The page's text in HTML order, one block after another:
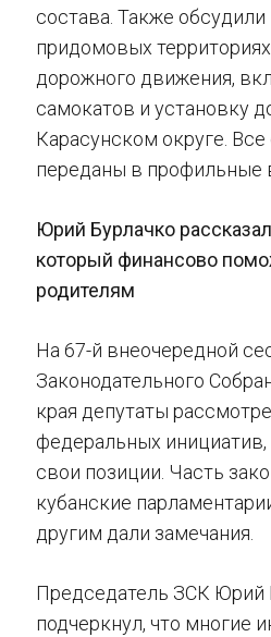
состава. Также
придомовых
дорожного движения,
самокатов и установку
Карасунском округе.
переданы в профильные
Юрий Бурлачко
который финансово
родителям
На 67-й внеочередной
Законодательного
края депутаты
федеральных
свои позиции. Часть
кубанские
другим дали замечания.
Председатель ЗСК Юрий
подчеркнул, что многие